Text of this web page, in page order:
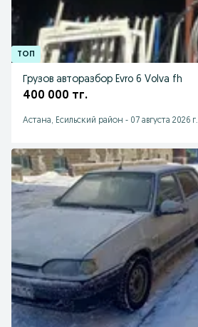
Грузов авторазбор Evro 6 Volva fh
400 000 тг.
Астана, Есильский район - 07 августа 2026 г.